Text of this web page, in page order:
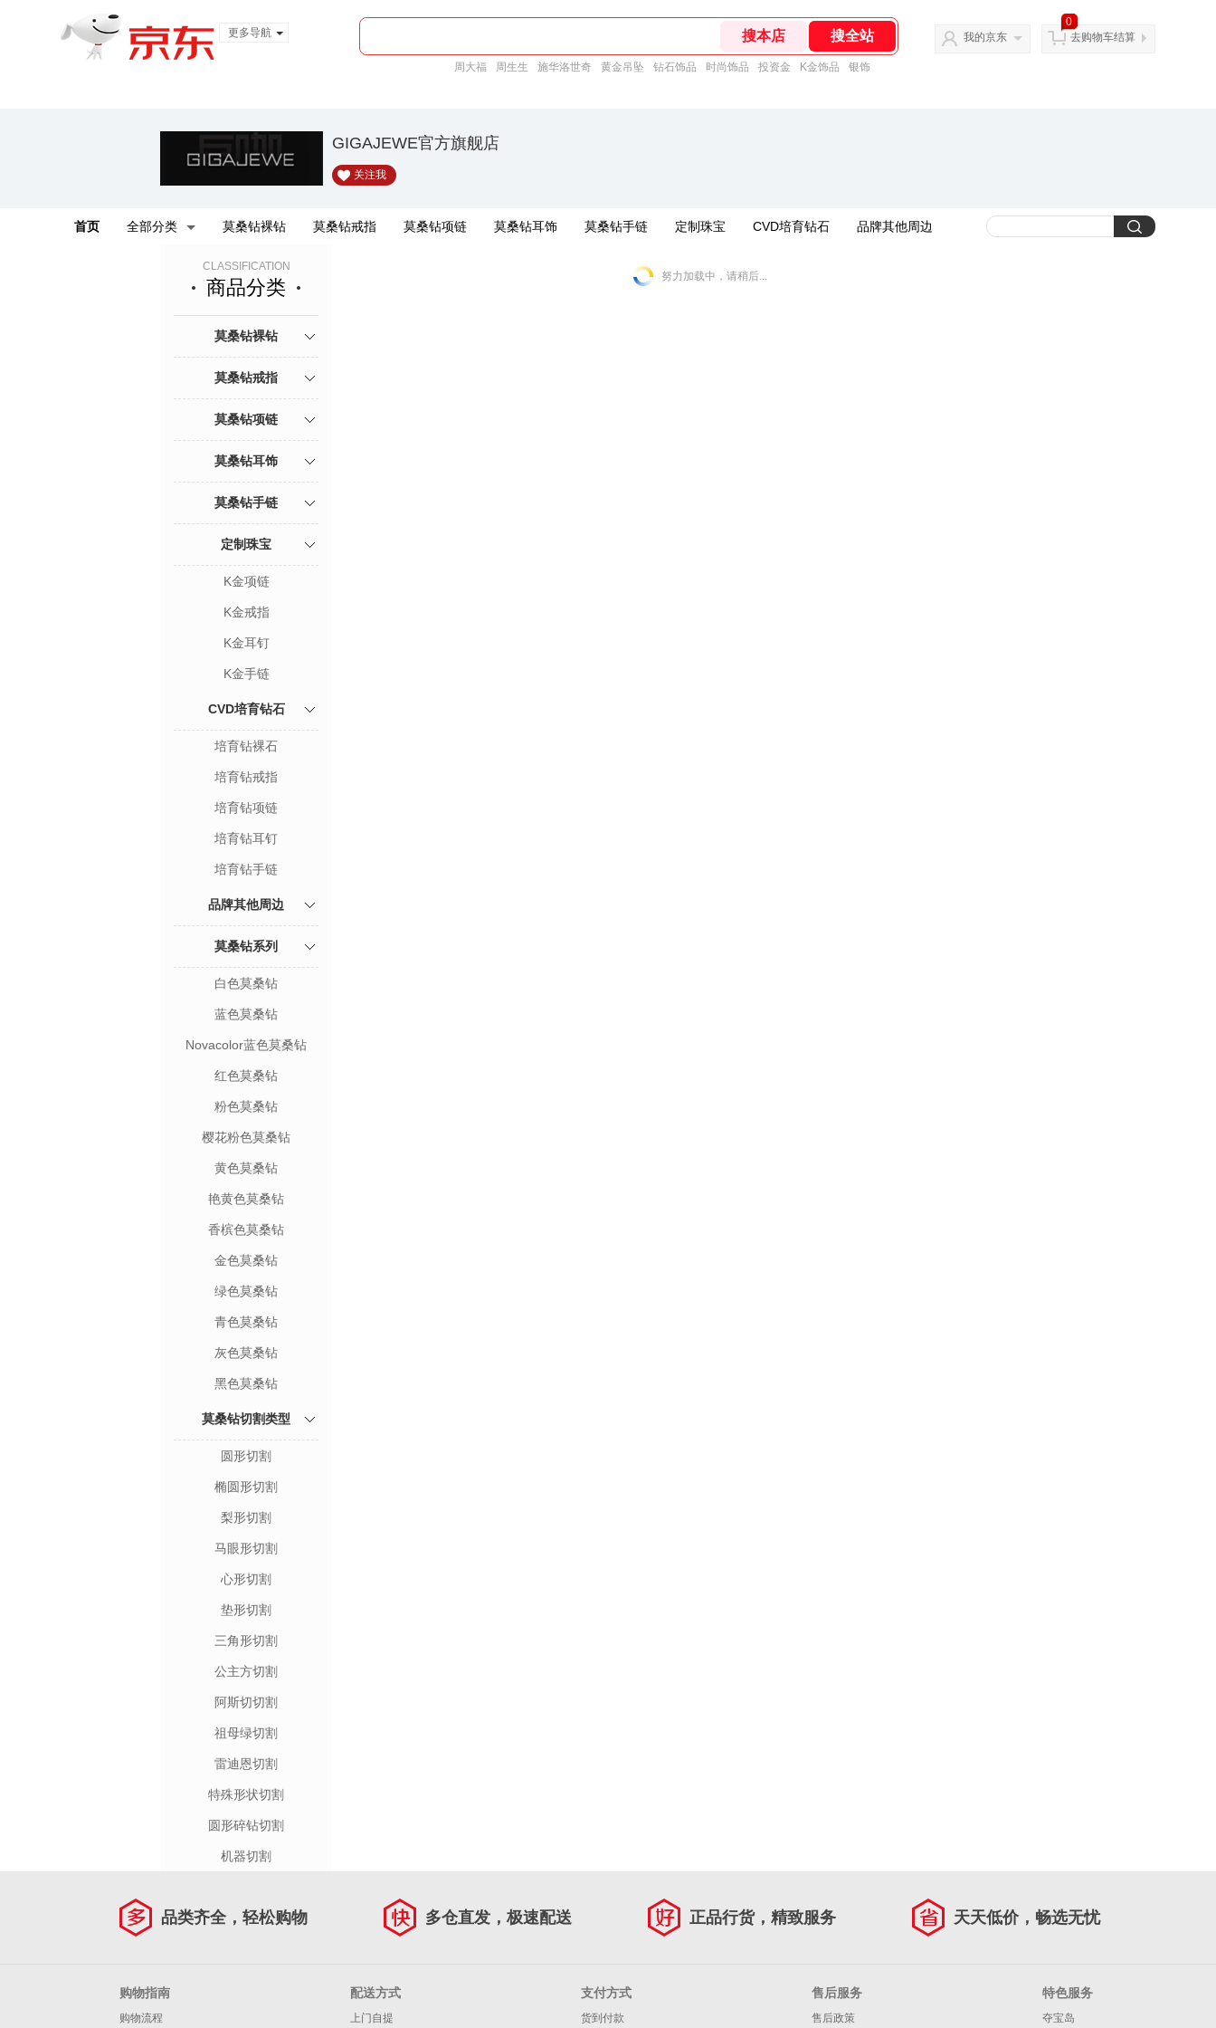
更多导航
周大福 周生生 施华洛世奇 黄金吊坠 钻石饰品 时尚饰品 投资金 K金饰品 银饰
我的京东
0
去购物车结算
GIGAJEWE官方旗舰店
关注我
首页 全部分类 莫桑钻裸钻 莫桑钻戒指 莫桑钻项链 莫桑钻耳饰 莫桑钻手链 定制珠宝 CVD培育钻石 品牌其他周边
CLASSIFICATION
商品分类
莫桑钻裸钻
莫桑钻戒指
莫桑钻项链
莫桑钻耳饰
莫桑钻手链
定制珠宝
K金项链
K金戒指
K金耳钉
K金手链
CVD培育钻石
培育钻裸石
培育钻戒指
培育钻项链
培育钻耳钉
培育钻手链
品牌其他周边
莫桑钻系列
白色莫桑钻
蓝色莫桑钻
Novacolor蓝色莫桑钻
红色莫桑钻
粉色莫桑钻
樱花粉色莫桑钻
黄色莫桑钻
艳黄色莫桑钻
香槟色莫桑钻
金色莫桑钻
绿色莫桑钻
青色莫桑钻
灰色莫桑钻
黑色莫桑钻
莫桑钻切割类型
圆形切割
椭圆形切割
梨形切割
马眼形切割
心形切割
垫形切割
三角形切割
公主方切割
阿斯切切割
祖母绿切割
雷迪恩切割
特殊形状切割
圆形碎钻切割
机器切割
努力加载中，请稍后...
品类齐全，轻松购物 多仓直发，极速配送 正品行货，精致服务 天天低价，畅选无忧
购物指南
购物流程
配送方式
上门自提
支付方式
货到付款
售后服务
售后政策
特色服务
夺宝岛